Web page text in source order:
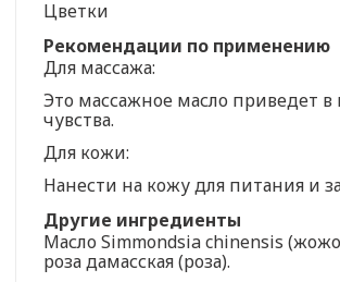
Цветки
Рекомендации по применению
Для массажа:
Это массажное масло приведет в
чувства.
Для кожи:
Нанести на кожу для питания и
Другие ингредиенты
Масло Simmondsia chinensis
роза дамасская (роза).